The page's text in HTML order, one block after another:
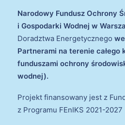
Narodowy Fundusz Ochrony
i Gospodarki Wodnej w
Doradztwa Energetycznego
Partnerami na terenie
funduszami ochrony
wodnej).
Projekt finansowany jest z
z Programu FEnIKS 2021-2027